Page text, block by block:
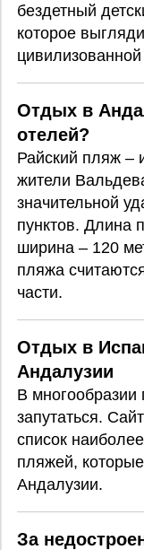
бездетный
которое
Отдых в
отелей?
Райский пляж –
жители
значительной
пунктов. Длина
ширина – 120
пляжа
части.
Отдых в
Андалузии
В многообразии
запутаться.
список
пляжей,
Андалузии.
За